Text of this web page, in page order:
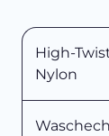
High-
Nylon